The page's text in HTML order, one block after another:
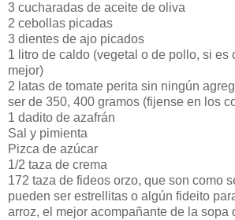
3 cucharadas de aceite de oliva
2 cebollas picadas
3 dientes de ajo picados
1 litro de caldo (vegetal o de pollo, si es
mejor)
2 latas de tomate perita sin ningún
ser de 350, 400 gramos (fijense en los
1 dadito de azafrán
Sal y pimienta
Pizca de azúcar
1/2 taza de crema
172 taza de fideos orzo, que son como
pueden ser estrellitas o algún fideito
arroz, el mejor acompañante de la sopa